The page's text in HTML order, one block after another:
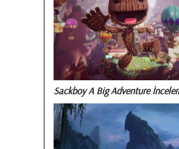
Sackboy A Big Adventure